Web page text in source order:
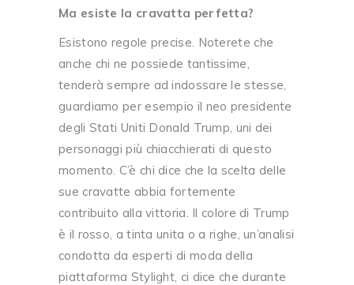
Ma esiste la cravatta perfetta?
Esistono regole precise. Noterete che
anche chi ne possiede tantissime,
tenderà sempre ad indossare le stesse,
guardiamo per esempio il neo presidente
degli Stati Uniti Donald Trump, uni dei
personaggi più chiacchierati di questo
momento. C’è chi dice che la scelta delle
sue cravatte abbia fortemente
contribuito alla vittoria. Il colore di Trump
è il rosso, a tinta unita o a righe, un’analisi
condotta da esperti di moda della
piattaforma Stylight, ci dice che durante